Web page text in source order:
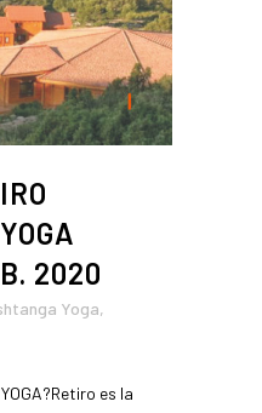
2020
Yoga,
YOGA?Retiro es la